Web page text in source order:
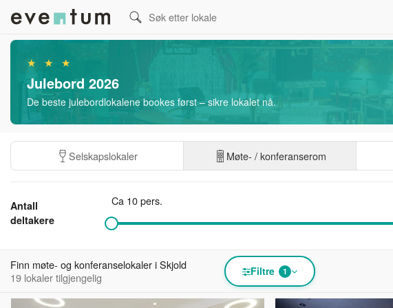
★ ★ ★
Julebord 2026
De beste julebordlokalene bookes først – sikre lokalet nå.
Selskapslokaler Møte- / konferanserom
Antall
deltakere
Ca 10 pers.
Finn møte- og konferanselokaler i Skjold
19 lokaler tilgjengelig
Filtre 1